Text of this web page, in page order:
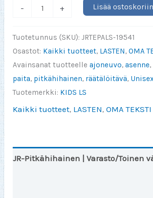
-
Drive
My
JR)
+ Lisää ostoskoriin
Tuotetunnus (SKU):JRTEPALS-19541
Osastot: Kaikki tuotteet, LASTEN,OMA
Avainsanat tuotteelleajoneuvo,asenne,
paita, pitkähihainen, räätälöitävä,
Tuotemerkki: KIDS LS
Kaikki tuotteet, LASTEN,OMA TEKSTI
JR-Pitkähihainen | Varasto/Toinen